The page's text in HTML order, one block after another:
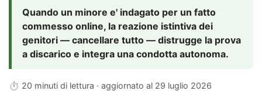
Quando un minore e' indagato per un fatto
commesso online, la reazione istintiva dei
genitori — cancellare tutto — distrugge la prova
a discarico e integra una condotta autonoma.
⏱ 20 minuti di lettura · aggiornato al 29 luglio 2026